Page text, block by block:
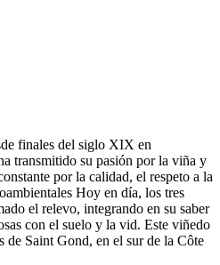
finales del siglo XIX en
transmitido su pasión por la viña y
por la calidad, el respeto a la
Hoy en día, los tres
el relevo, integrando en su saber
con el suelo y la vid. Este viñedo
de Saint Gond, en el sur de la Côte